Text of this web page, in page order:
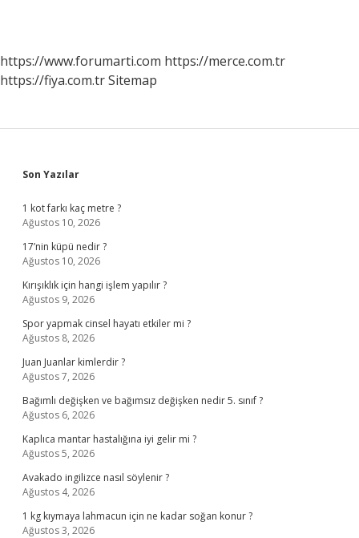
https://www.forumarti.com https://merce.com.tr
https://fiya.com.trSitemap
Sidebar
Son Yazılar
1 kot farkı kaç metre ?
Ağustos 10, 2026
17’nin küpü nedir ?
Ağustos 10, 2026
Kırışıklık için hangi işlem yapılır ?
Ağustos 9, 2026
Spor yapmak cinsel hayatı etkiler mi ?
Ağustos 8, 2026
Juan Juanlar kimlerdir ?
Ağustos 7, 2026
Bağımlı değişken ve bağımsız değişken nedir 5. sınıf ?
Ağustos 6, 2026
Kaplıca mantar hastalığına iyi gelir mi ?
Ağustos 5, 2026
Avakado ingilizce nasıl söylenir ?
Ağustos 4, 2026
1 kg kıymaya lahmacun için ne kadar soğan konur ?
Ağustos 3, 2026